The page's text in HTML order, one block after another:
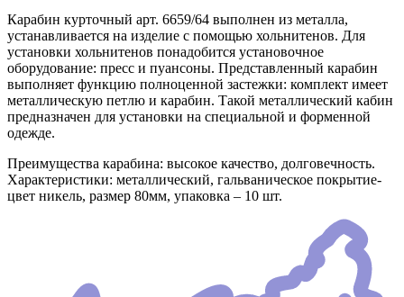
Карабин курточный арт. 6659/64 выполнен из металла,
устанавливается на изделие с помощью хольнитенов. Для
установки хольнитенов понадобится установочное
оборудование: пресс и пуансоны. Представленный карабин
выполняет функцию полноценной застежки: комплект имеет
металлическую петлю и карабин. Такой металлический кабин
предназначен для установки на специальной и форменной
одежде.
Преимущества карабина: высокое качество, долговечность.
Характеристики: металлический, гальваническое покрытие-
цвет никель, размер 80мм, упаковка – 10 шт.